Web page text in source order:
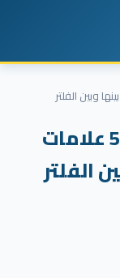
أعراض تلف طرمبة البنزين: 5 علامات
الفلتر